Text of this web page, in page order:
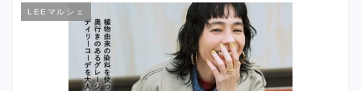
LEEマルシェ